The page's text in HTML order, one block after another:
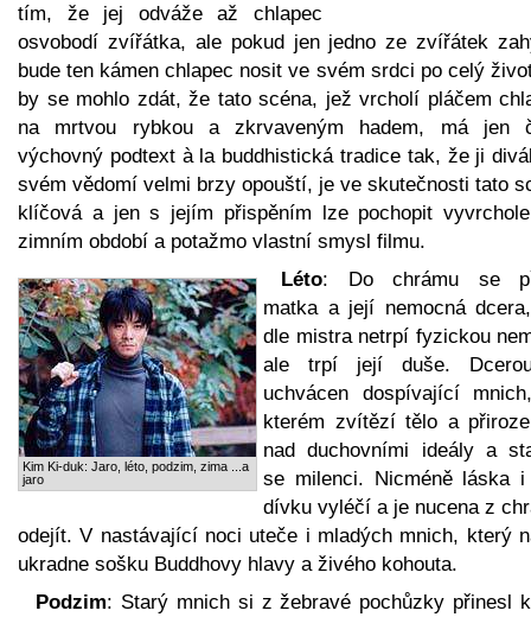
tím, že jej odváže až chlapec
osvobodí zvířátka, ale pokud jen jedno ze zvířátek
bude ten kámen chlapec nosit ve svém srdci po celý
by se mohlo zdát, že tato scéna, jež vrcholí pláčem
na mrtvou rybkou a zkrvaveným hadem, má jen
výchovný podtext à la buddhistická tradice tak, že ji
svém vědomí velmi brzy opouští, je ve skutečnosti tato
klíčová a jen s jejím přispěním lze pochopit
zimním období a potažmo vlastní smysl filmu.
Kim Ki-duk: Jaro, léto, podzim, zima ...a
jaro
Léto: Do chrámu se
matka a její nemocná
dle mistra netrpí fyzickou
ale trpí její duše.
uchvácen dospívající
kterém zvítězí tělo a
nad duchovními ideály a
se milenci. Nicméně láska
dívku vyléčí a je nucena z
odejít. V nastávající noci uteče i mladých mnich, který
ukradne sošku Buddhovy hlavy a živého kohouta.
Podzim: Starý mnich si z žebravé pochůzky přinesl